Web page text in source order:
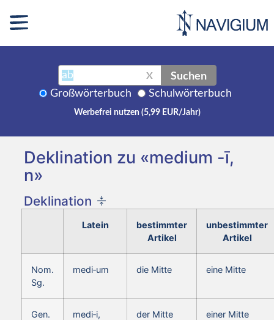
X Suchen
Großwörterbuch Schulwörterbuch
Werbefrei nutzen (5,99 EUR/Jahr)
Deklination zu «medium -ī,
n»
Deklination
Latein
bestimmter
Artikel
unbestimmter
Artikel
Nom.
Sg.
medi‑um die Mitte eine Mitte
Gen.
medi‑i,
der Mitte einer Mitte